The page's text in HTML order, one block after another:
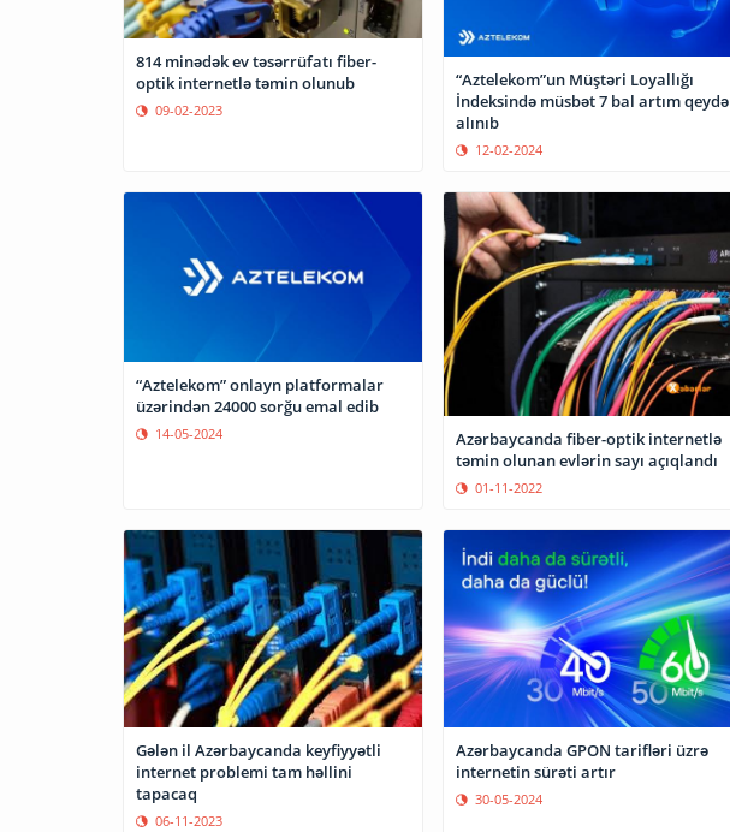
814 minədək ev təsərrüfatı fiber-
optik internetlə təmin olunub
09-02-2023
“Aztelekom”un Müştəri Loyallığı
İndeksində müsbət 7 bal artım qeydə
alınıb
12-02-2024
“Aztelekom” onlayn platformalar
üzərindən 24000 sorğu emal edib
14-05-2024
Azərbaycanda fiber-optik internetlə
təmin olunan evlərin sayı açıqlandı
01-11-2022
Gələn il Azərbaycanda keyfiyyətli
internet problemi tam həllini
tapacaq
06-11-2023
Azərbaycanda GPON tarifləri üzrə
internetin sürəti artır
30-05-2024